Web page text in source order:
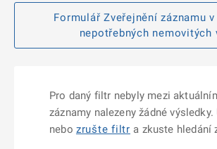
Formulář Zveřejnění záznamu
nepotřebných nemovitých
Pro daný filtr nebyly mezi
záznamy nalezeny žádné výsledky.
nebo zrušte filtr a zkuste hledání